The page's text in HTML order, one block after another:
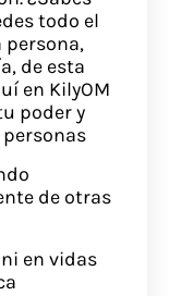
todo el
persona,
de esta
en KilyOM
poder y
de otras
en vidas